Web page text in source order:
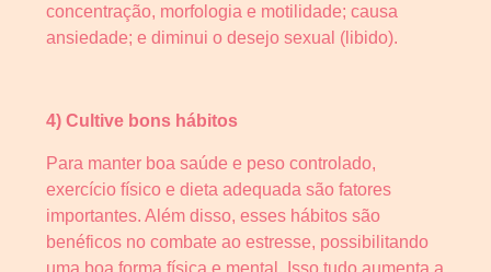
concentração, morfologia e motilidade; causa
ansiedade; e diminui o desejo sexual (libido).
4) Cultive bons hábitos
Para manter boa saúde e peso controlado,
exercício físico e dieta adequada são fatores
importantes. Além disso, esses hábitos são
benéficos no combate ao estresse, possibilitando
uma boa forma física e mental. Isso tudo aumenta a